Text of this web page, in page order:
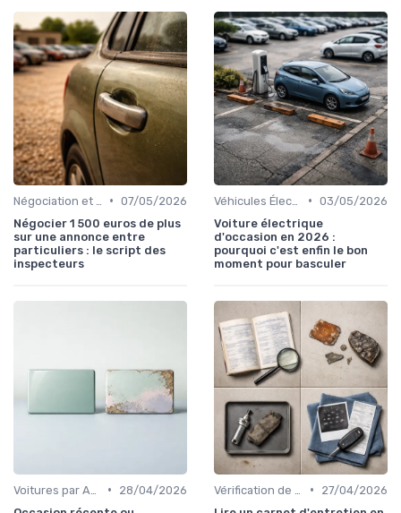
• 07/05/2026
Négocier 1 500 euros de plus
sur une annonce entre
particuliers : le script des
inspecteurs
• 03/05/2026
Voiture électrique
d'occasion en 2026 :
pourquoi c'est enfin le bon
moment pour basculer
•
28/04/2026
•
27/04/2026